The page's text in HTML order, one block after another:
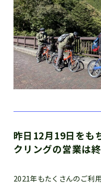
昨日12月19日をも
クリングの営業は
2021年もたくさんのご利